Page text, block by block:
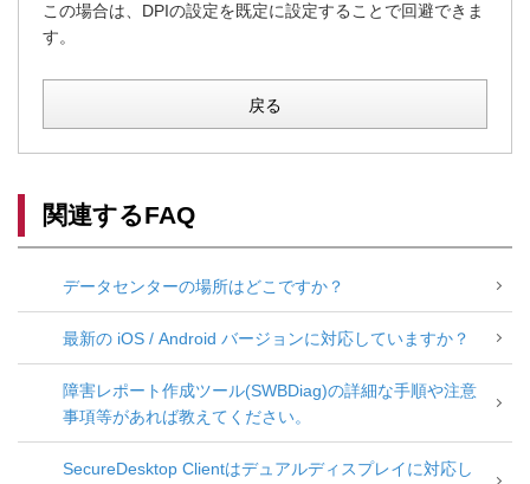
この場合は、DPIの設定を既定に設定することで回避できま
す。
戻る
関連するFAQ
データセンターの場所はどこですか？
最新の iOS / Android バージョンに対応していますか？
障害レポート作成ツール(SWBDiag)の詳細な手順や注意
事項等があれば教えてください。
SecureDesktop Clientはデュアルディスプレイに対応し